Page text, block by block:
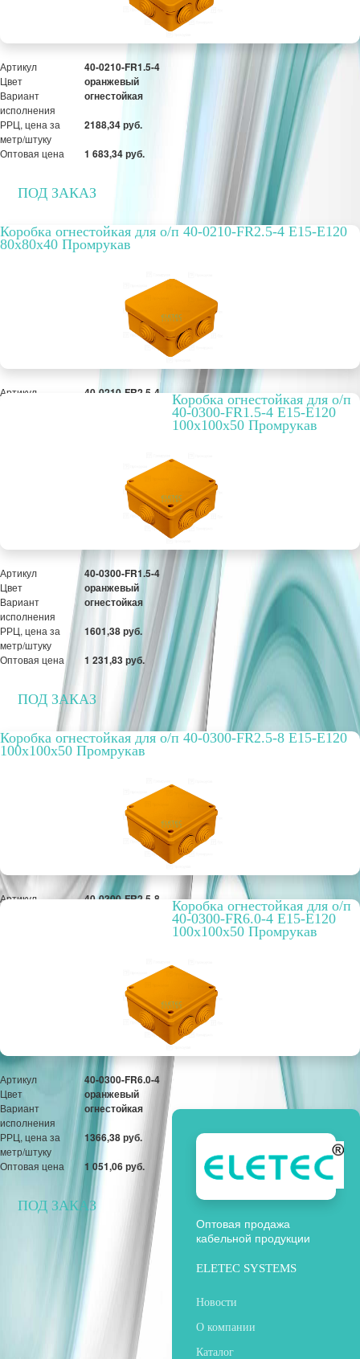
Артикул 40-0210-FR1.5-4
Цвет оранжевый
Вариант
исполнения
огнестойкая
РРЦ, цена за
метр/штуку
2188,34 руб.
Оптовая цена 1 683,34 руб.
ПОД ЗАКАЗ
Коробка огнестойкая для о/п 40-0210-FR2.5-4 E15-E120
80x80x40 Промрукав
Артикул 40-0210-FR2.5-4
1 739,61 руб.
Коробка огнестойкая для о/п
40-0300-FR1.5-4 E15-E120
100x100x50 Промрукав
Артикул 40-0300-FR1.5-4
Цвет оранжевый
Вариант
исполнения
огнестойкая
РРЦ, цена за
метр/штуку
1601,38 руб.
Оптовая цена 1 231,83 руб.
ПОД ЗАКАЗ
Коробка огнестойкая для о/п 40-0300-FR2.5-8 E15-E120
100x100x50 Промрукав
Артикул 40-0300-FR2.5-8
1 466,11 руб.
Коробка огнестойкая для о/п
40-0300-FR6.0-4 E15-E120
100x100x50 Промрукав
Артикул 40-0300-FR6.0-4
Цвет оранжевый
Вариант
исполнения
огнестойкая
РРЦ, цена за
метр/штуку
1366,38 руб.
Оптовая цена 1 051,06 руб.
ПОД ЗАКАЗ
Оптовая продажа
кабельной продукции
ELETEC SYSTEMS
Новости
О компании
Каталог